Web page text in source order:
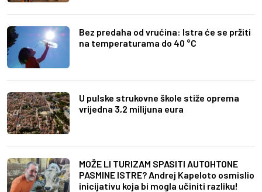
Bez predaha od vrućina: Istra će se pržiti
na temperaturama do 40 °C
U pulske strukovne škole stiže oprema
vrijedna 3,2 milijuna eura
MOŽE LI TURIZAM SPASITI AUTOHTONE
PASMINE ISTRE? Andrej Kapeloto osmislio
inicijativu koja bi mogla učiniti razliku!